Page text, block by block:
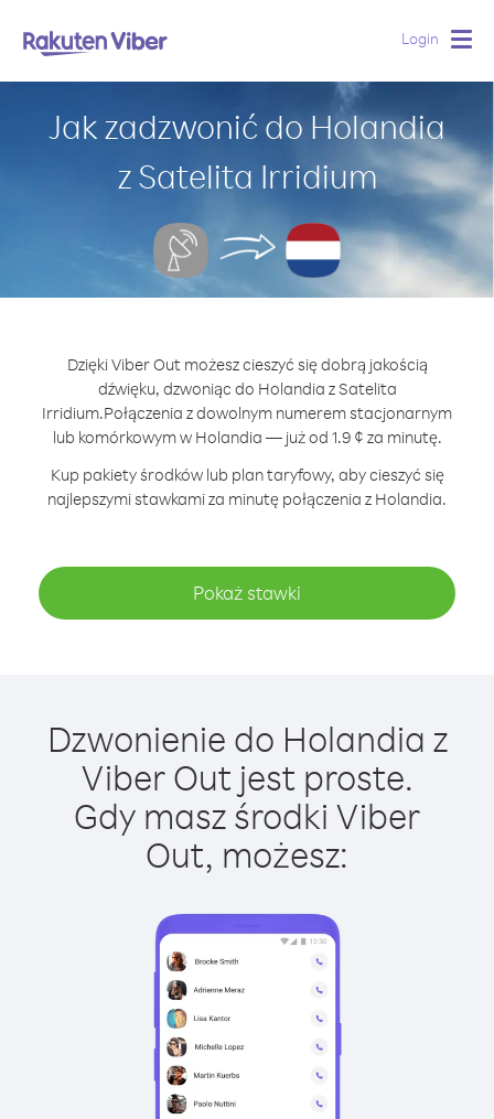
Login
Jak zadzwonić do Holandia
z Satelita Irridium
Dzięki Viber Out możesz cieszyć się dobrą jakością
dźwięku, dzwoniąc do Holandia z Satelita
Irridium.Połączenia z dowolnym numerem stacjonarnym
lub komórkowym w Holandia — już od 1.9 ¢ za minutę.
Kup pakiety środków lub plan taryfowy, aby cieszyć się
najlepszymi stawkami za minutę połączenia z Holandia.
Pokaż stawki
Dzwonienie do Holandia z
Viber Out jest proste.
Gdy masz środki Viber
Out, możesz: